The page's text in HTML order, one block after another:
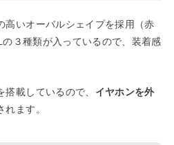
高いオーバルシェイプを採用（赤
３種類が入っているので、装着感
載しているので、 イヤホンを外
れます。